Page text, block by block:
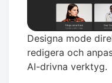
Designa mode
redigera och
AI-drivna verktyg.